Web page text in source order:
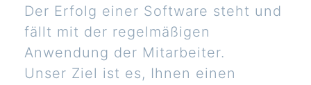
Der Erfolg einer Software steht und
fällt mit der regelmäßigen
Anwendung der Mitarbeiter.
Unser Ziel ist es, Ihnen einen